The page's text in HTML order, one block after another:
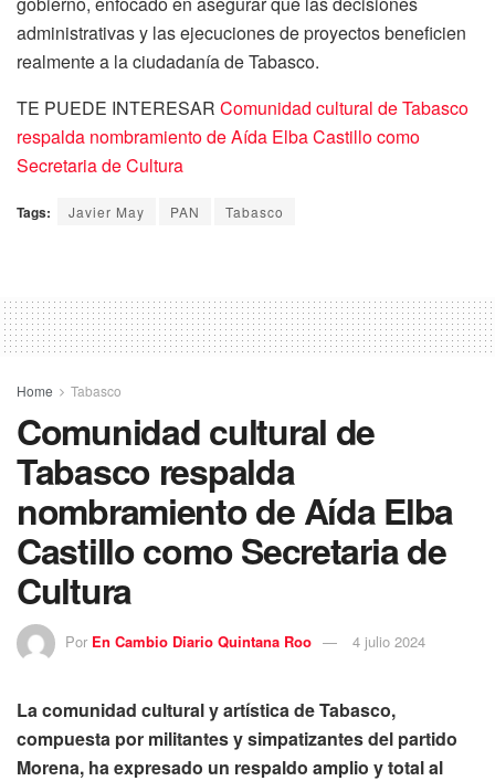
administrativas y las ejecuciones de proyectos beneficien
realmente a la ciudadanía de Tabasco.
TE PUEDE INTERESAR Comunidad cultural de Tabasco
respalda nombramiento de Aída Elba Castillo como
Secretaria de Cultura
Tags: Javier May PAN Tabasco
Home Tabasco
Comunidad cultural de
Tabasco respalda
nombramiento de Aída Elba
Castillo como Secretaria de
Cultura
Por En Cambio Diario Quintana Roo 4 julio 2024
La comunidad cultural y artística de Tabasco,
compuesta por militantes y simpatizantes del partido
Morena, ha expresado un respaldo amplio y total al